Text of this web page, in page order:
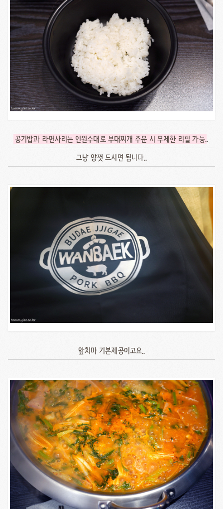
공기밥과 라면사리는 인원수대로 부대찌개 주문 시 무제한 리필 가능..
그냥 양껏 드시면 됩니다..
앞치마 기본제공이고요..